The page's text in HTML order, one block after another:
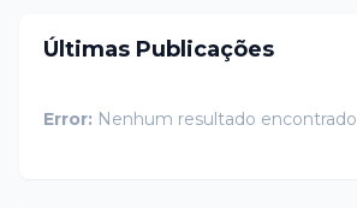
Últimas Publicações
Error: Nenhum resultado encontrado